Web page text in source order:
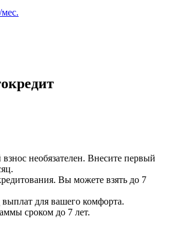
необязателен. Внесите первый
Вы можете взять до 7
для вашего комфорта.
сроком до 7 лет.